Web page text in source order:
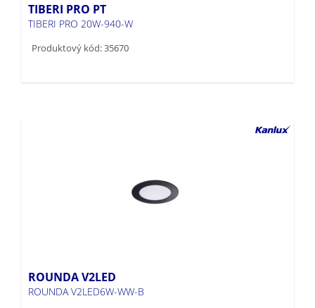
TIBERI PRO PT
TIBERI PRO 20W-940-W
Produktový kód: 35670
ROUNDA V2LED
ROUNDA V2LED6W-WW-B